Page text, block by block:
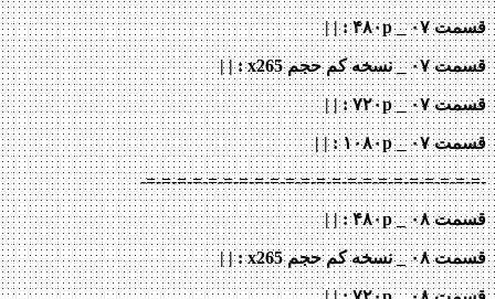
قسمت ۰۷ _ ۴۸۰p : | |
قسمت ۰۷ _ نسخه کم حجم x265 : | |
قسمت ۰۷ _ ۷۲۰p : | |
قسمت ۰۷ _ ۱۰۸۰p
: | |
-=-=-=-=-=-=-=-=-=-=-=-=-=-=-=-=-=-=-=-=-=-=-
قسمت ۰۸ _ ۴۸۰p : | |
قسمت ۰۸ _ نسخه کم حجم x265 : | |